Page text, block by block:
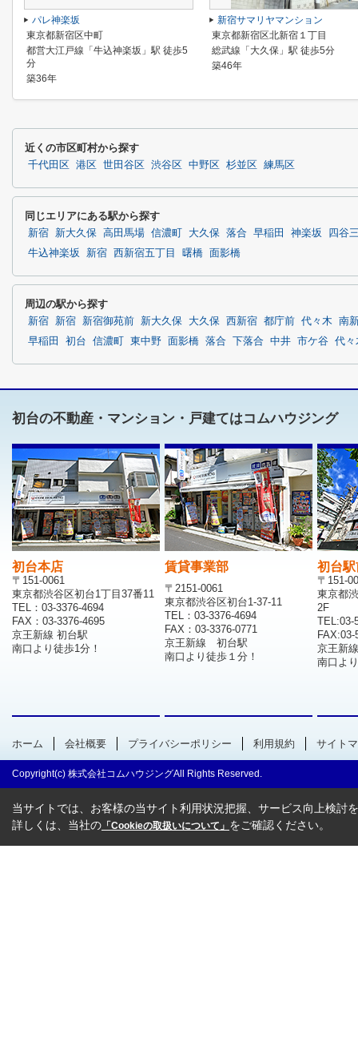
パレ神楽坂
東京都新宿区中町
都営大江戸線「牛込神楽坂」駅 徒歩5
分
築36年
新宿サマリヤマンション
東京都新宿区北新宿１丁目
総武線「大久保」駅 徒歩5分
築46年
近くの市区町村から探す
千代田区 港区 世田谷区 渋谷区 中野区 杉並区 練馬区
同じエリアにある駅から探す
新宿 新大久保 高田馬場 信濃町 大久保 落合 早稲田 神楽坂
四谷
牛込神楽坂
新宿 西新宿五丁目 曙橋 面影橋
周辺の駅から探す
新宿 新宿 新宿御苑前 新大久保 大久保 西新宿 都庁前 代々木
南
早稲田
初台 信濃町 東中野 面影橋 落合 下落合 中井 市ケ谷 代々
初台の不動産・マンション・戸建てはコムハウジング
初台本店
〒151-0061
東京都渋谷区初台1丁目37番11
TEL：03-3376-4694
FAX：03-3376-4695
京王新線 初台駅
南口より徒歩1分！
賃貸事業部
〒2151-0061
東京都渋谷区初台1-37-11
TEL：03-3376-4694
FAX：03-3376-0771
京王新線 初台駅
南口より徒歩１分！
初台
〒151-
東京都
2F
TEL:03-
FAX:03-
京王新
南口よ
ホーム 会社概要 プライバシーポリシー 利用規約 サイト
Copyright(c) 株式会社コムハウジングAll Rights Reserved.
当サイトでは、お客様の当サイト利用状況把握、サービス向上検討
詳しくは、当社の 「Cookieの取扱いについて」 をご確認ください。